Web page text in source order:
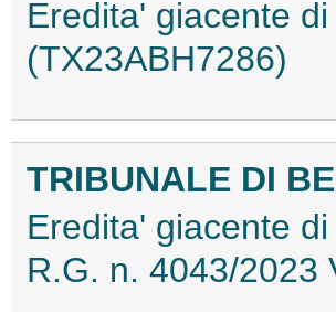
Eredita' giacente
(TX23ABH7286)
TRIBUNALE DI
Eredita' giacente
R.G. n. 4043/2023